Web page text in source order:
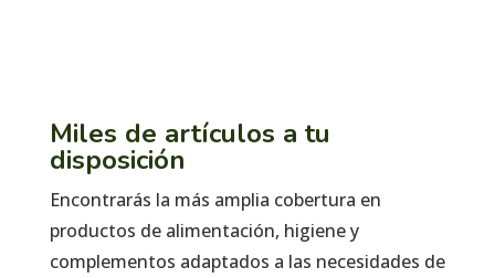
Miles de artículos a tu
disposición
Encontrarás la más amplia cobertura en
productos de alimentación, higiene y
complementos adaptados a las necesidades de